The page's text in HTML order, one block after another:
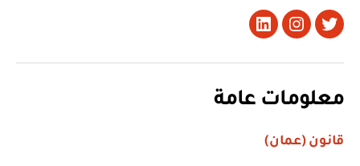
تويتر Instagram
LinkedIn
معلومات عامة
قانون (عمان)